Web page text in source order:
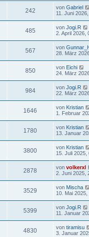
242 von Gabriel
11. Juni
485 von Jogi.R
2. April 2026,
567 von
28. März
850 von Eichi
24. März
984 von Jogi.R
22. März
1646 von Kristian
1. Februar
1780 von Kristian
13. Januar
3800 von Kristian
15. Juli 2025,
2878 von volkerxl
2. Juni 2025,
3529 von Mischa
10. Mai 2025,
5399 von Jogi.R
11. Januar
4830 von tiramisu
3. Januar